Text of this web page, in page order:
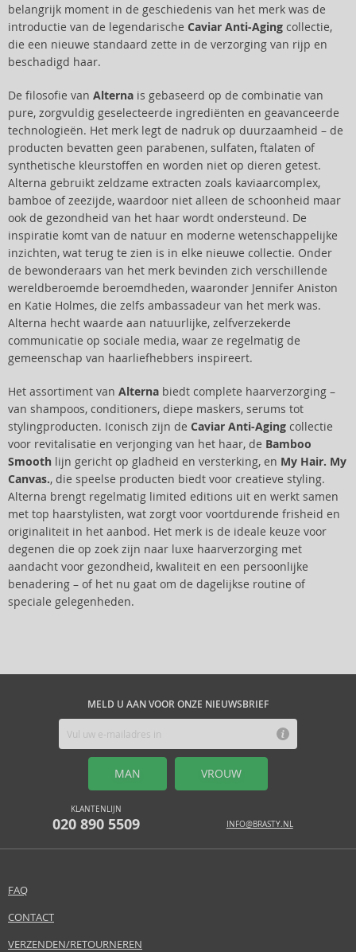
belangrijk moment in de geschiedenis van het merk was de
introductie van de legendarische Caviar Anti-Aging collectie,
die een nieuwe standaard zette in de verzorging van rijp en
beschadigd haar.
De filosofie van Alterna is gebaseerd op de combinatie van
pure, zorgvuldig geselecteerde ingrediënten en geavanceerde
technologieën. Het merk legt de nadruk op duurzaamheid – de
producten bevatten geen parabenen, sulfaten, ftalaten of
synthetische kleurstoffen en worden niet op dieren getest.
Alterna gebruikt zeldzame extracten zoals kaviaarcomplex,
bamboe of zeezijde, waardoor niet alleen de schoonheid maar
ook de gezondheid van het haar wordt ondersteund. De
inspiratie komt van de natuur en moderne wetenschappelijke
inzichten, wat terug te zien is in elke nieuwe collectie. Onder
de bewonderaars van het merk bevinden zich verschillende
wereldberoemde beroemdheden, waaronder Jennifer Aniston
en Katie Holmes, die zelfs ambassadeur van het merk was.
Alterna hecht waarde aan natuurlijke, zelfverzekerde
communicatie op sociale media, waar ze regelmatig de
gemeenschap van haarliefhebbers inspireert.
Het assortiment van Alterna biedt complete haarverzorging –
van shampoos, conditioners, diepe maskers, serums tot
stylingproducten. Iconisch zijn de Caviar Anti-Aging collectie
voor revitalisatie en verjonging van het haar, de Bamboo
Smooth lijn gericht op gladheid en versterking, en My Hair. My
Canvas., die speelse producten biedt voor creatieve styling.
Alterna brengt regelmatig limited editions uit en werkt samen
met top haarstylisten, wat zorgt voor voortdurende frisheid en
originaliteit in het aanbod. Het merk is de ideale keuze voor
degenen die op zoek zijn naar luxe haarverzorging met
aandacht voor gezondheid, kwaliteit en een persoonlijke
benadering – of het nu gaat om de dagelijkse routine of
speciale gelegenheden.
MELD U AAN VOOR ONZE NIEUWSBRIEF
MAN VROUW
KLANTENLIJN
020 890 5509 INFO@BRASTY.NL
FAQ
CONTACT
VERZENDEN/RETOURNEREN